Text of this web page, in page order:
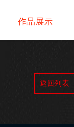
作品展示
返回列表